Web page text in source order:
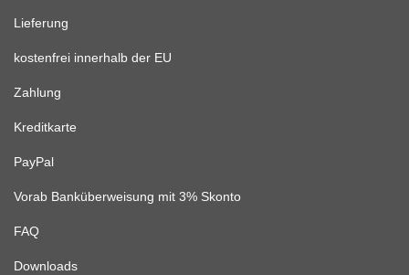
Lieferung
kostenfrei innerhalb der EU
Zahlung
Kreditkarte
PayPal
Vorab Banküberweisung mit 3% Skonto
FAQ
Downloads